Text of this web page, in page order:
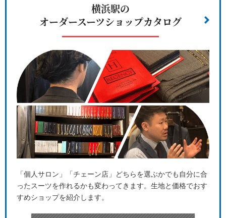
横浜駅の
オーダースーツショップカタログ
「個人サロン」「チェーン店」どちらを選ぶかでも自分に合
ったスーツを作れるかも変わってきます。生地と価格でおす
すめショップを紹介します。